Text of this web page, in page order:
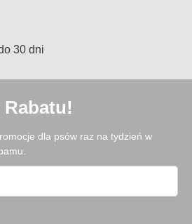
30 dni
Rabatu!
dla psów raz na tydzień w